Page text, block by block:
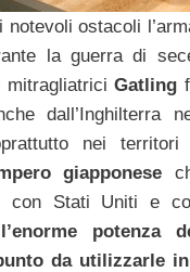
notevoli ostacoli
la guerra di
mitragliatriciGatling
dall’Inghilterra
nei territori
giapponese
con Stati Uniti e
potenza
da utilizzarle